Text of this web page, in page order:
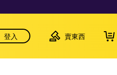
登入 賣東西